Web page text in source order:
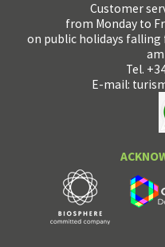
Customer
from Monday to
on public holidays falling
Tel.
E-mail: